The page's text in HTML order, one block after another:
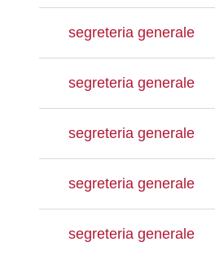
segreteria generale
segreteria generale
segreteria generale
segreteria generale
segreteria generale